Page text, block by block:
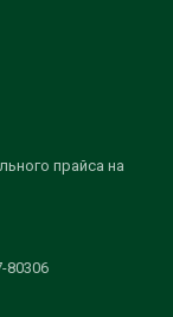
прайса на
80306